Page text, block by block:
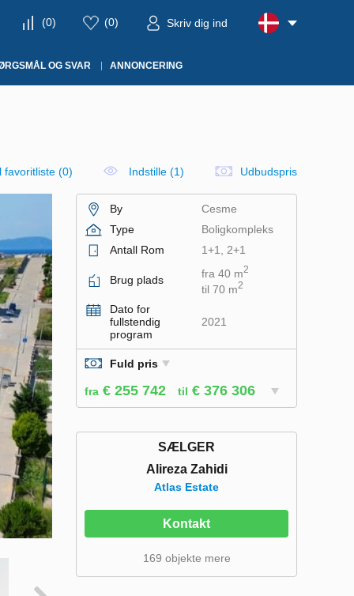
(0) (0) Skriv dig ind
OG SVAR ANNONCERING
favoritliste (0) Indstille (1) Udbudspris
By
Cesme
Type
Boligkompleks
Antall Rom
1+1, 2+1
Brug plads fra 40 m2
til 70 m2
Dato for
fullstendig
program
2021
Fuld pris
fra € 255 742 til € 376 306
SÆLGER
Alireza Zahidi
Atlas Estate
Kontakt
169 objekte mere